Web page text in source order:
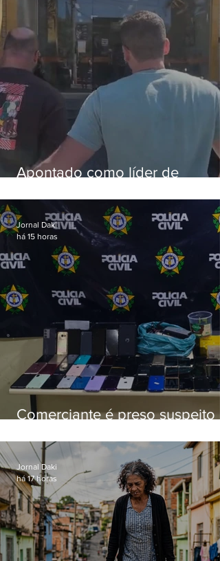
Apontado como líder de
aposentados é preso
Comerciante é preso suspeito
loja
Jornal Daki
há 15 horas
Jornal Daki
há 17 horas